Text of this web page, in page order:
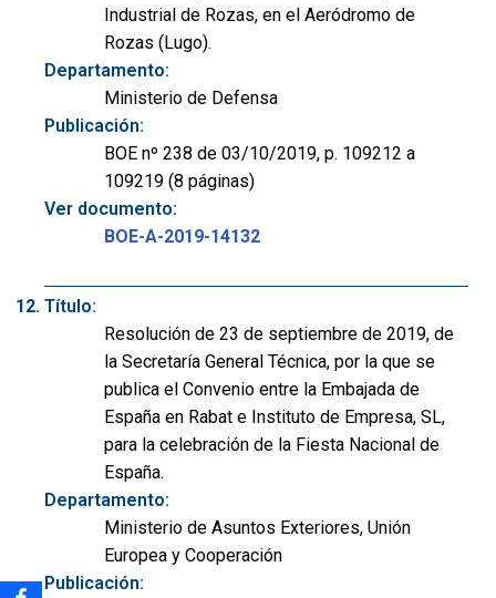
Industrial de Rozas, en el Aeródromo de
Rozas (Lugo).
Departamento:
Ministerio de Defensa
Publicación:
BOE nº 238 de 03/10/2019, p. 109212 a
109219 (8 páginas)
Ver documento:
BOE-A-2019-14132
Título:
Resolución de 23 de septiembre de 2019, de
la Secretaría General Técnica, por la que se
publica el Convenio entre la Embajada de
España en Rabat e Instituto de Empresa, SL,
para la celebración de la Fiesta Nacional de
España.
Departamento:
Ministerio de Asuntos Exteriores, Unión
Europea y Cooperación
Publicación: